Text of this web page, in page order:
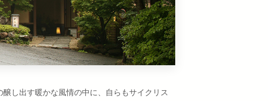
し出す暖かな風情の中に、自らもサイクリス